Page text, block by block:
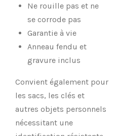
Ne rouille pas et ne
se corrode pas
Garantie à vie
Anneau fendu et
gravure inclus
Convient également pour
les sacs, les clés et
autres objets personnels
nécessitant une